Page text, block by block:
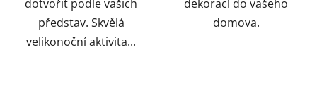
dotvořit podle vašich
představ. Skvělá
velikonoční aktivita...
dekorací do vašeho
domova.